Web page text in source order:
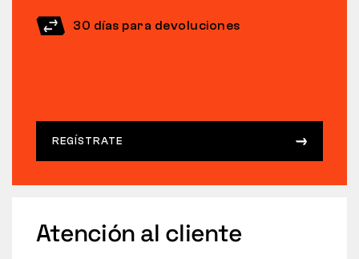
30 días para devoluciones
REGÍSTRATE
Atención al cliente